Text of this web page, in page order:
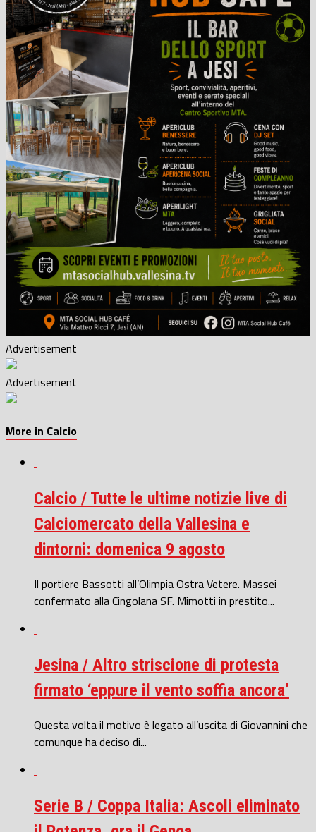
Advertisement
Advertisement
More in Calcio
Calcio / Tutte le ultime notizie live di
Calciomercato della Vallesina e
dintorni: domenica 9 agosto
Il portiere Bassotti all’Olimpia Ostra Vetere. Massei
confermato alla Cingolana SF. Mimotti in prestito...
Jesina / Altro striscione di protesta
firmato ‘eppure il vento soffia ancora’
Questa volta il motivo è legato all’uscita di Giovannini che
comunque ha deciso di...
Serie B / Coppa Italia: Ascoli eliminato